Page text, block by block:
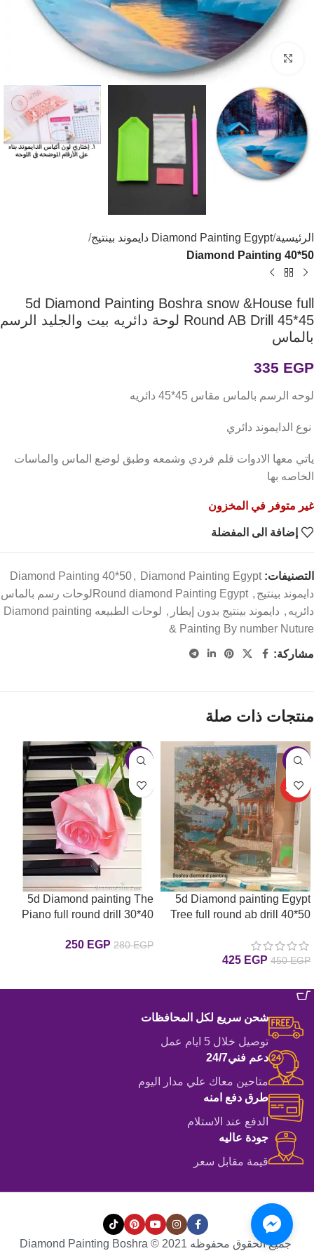
اضغط للتكبير
الرئيسية Diamond Painting Egypt دايموند بينتيج
Diamond Painting 40*50
5d Diamond Painting Boshra snow &House full
Round AB Drill 45*45 لوحة دائريه بيت والجليد الرسم
بالماس
335 EGP
لوحه الرسم بالماس مقاس 45*45 دائريه
نوع الدايموند دائري
ياتي معها الادوات قلم فردي وشمعه وطبق لوضع الماس والماسات
الخاصه بها
غير متوفر في المخزون
إضافة الى المفضلة
التصنيفات: Diamond Painting 40*50, Diamond Painting Egypt
دايموند بينتيج ,
Round diamond Painting Egyptلوحات رسم بالماس
دائريه , دايموند بينتيج بدون إيطار ,
لوحات الطبيعه Diamond painting
& Painting By number Nuture
مشاركة:
منتجات ذات صلة
-6%
حصري
5d Diamond painting Egypt
Tree full round ab drill 40*50
450EGP
425 EGP
-11%
5d Diamond painting The
Piano full round drill 30*40
280EGP
250 EGP
شحن سريع لكل المحافظات
توصيل خلال 5 ايام عمل
دعم فني24/7
متاحين معاك علي مدار اليوم
طرق دفع امنه
الدفع عند الاستلام
جودة عاليه
قيمة مقابل سعر
جميع الحقوق محفوظه Diamond Painting Boshra © 2021